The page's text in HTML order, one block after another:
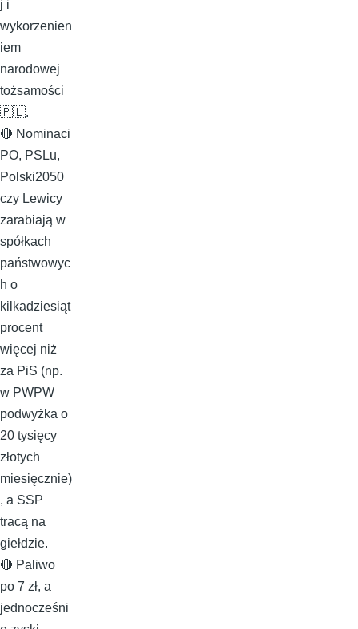
j i
wykorzenien
iem
narodowej
tożsamości
🇵🇱.
🔴 Nominaci
PO, PSLu,
Polski2050
czy Lewicy
zarabiają w
spółkach
państwowyc
h o
kilkadziesiąt
procent
więcej niż
za PiS (np.
w PWPW
podwyżka o
20 tysięcy
złotych
miesięcznie)
, a SSP
tracą na
giełdzie.
🔴 Paliwo
po 7 zł, a
jednocześni